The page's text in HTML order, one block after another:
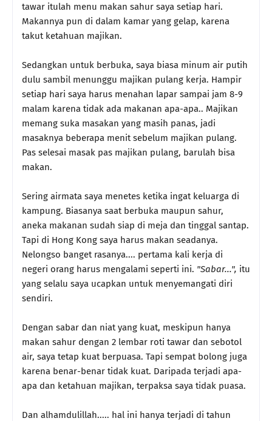
tawar itulah menu makan sahur saya setiap hari.
Makannya pun di dalam kamar yang gelap, karena
takut ketahuan majikan.
Sedangkan untuk berbuka, saya biasa minum air putih
dulu sambil menunggu majikan pulang kerja. Hampir
setiap hari saya harus menahan lapar sampai jam 8-9
malam karena tidak ada makanan apa-apa.. Majikan
memang suka masakan yang masih panas, jadi
masaknya beberapa menit sebelum majikan pulang.
Pas selesai masak pas majikan pulang, barulah bisa
makan.
Sering airmata saya menetes ketika ingat keluarga di
kampung. Biasanya saat berbuka maupun sahur,
aneka makanan sudah siap di meja dan tinggal santap.
Tapi di Hong Kong saya harus makan seadanya.
Nelongso banget rasanya.... pertama kali kerja di
negeri orang harus mengalami seperti ini. "Sabar...", itu
yang selalu saya ucapkan untuk menyemangati diri
sendiri.
Dengan sabar dan niat yang kuat, meskipun hanya
makan sahur dengan 2 lembar roti tawar dan sebotol
air, saya tetap kuat berpuasa. Tapi sempat bolong juga
karena benar-benar tidak kuat. Daripada terjadi apa-
apa dan ketahuan majikan, terpaksa saya tidak puasa.
Dan alhamdulillah..... hal ini hanya terjadi di tahun